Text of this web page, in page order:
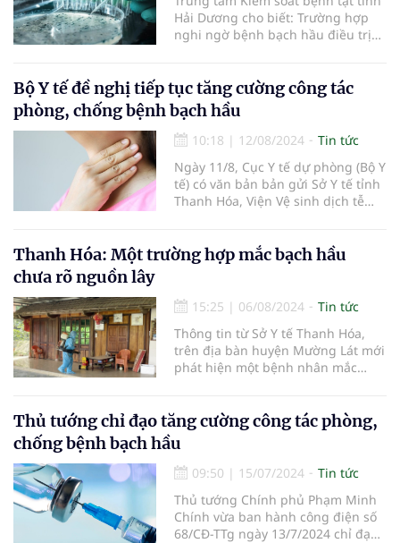
Hải Dương cho biết: Trường hợp
nghi ngờ bệnh bạch hầu điều trị
Bộ Y tế đề nghị tiếp tục tăng cường công tác
phòng, chống bệnh bạch hầu
10:18 | 12/08/2024
Tin tức
Ngày 11/8, Cục Y tế dự phòng (Bộ Y
tế) có văn bản bản gửi Sở Y tế tỉnh
Thanh Hóa, Viện Vệ sinh dịch tễ
bệnh bạch hầu.
Thanh Hóa: Một trường hợp mắc bạch hầu
chưa rõ nguồn lây
15:25 | 06/08/2024
Tin tức
Thông tin từ Sở Y tế Thanh Hóa,
trên địa bàn huyện Mường Lát mới
phát hiện một bệnh nhân mắc
Thủ tướng chỉ đạo tăng cường công tác phòng,
chống bệnh bạch hầu
09:50 | 15/07/2024
Tin tức
Thủ tướng Chính phủ Phạm Minh
Chính vừa ban hành công điện số
68/CĐ-TTg ngày 13/7/2024 chỉ đạo